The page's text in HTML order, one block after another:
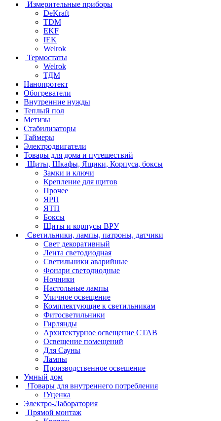
Измерительные приборы
DeKraft
TDM
EKF
IEK
Welrok
Термостаты
Welrok
ТДМ
Нанопротект
Обогреватели
Внутренние нужды
Теплый пол
Метизы
Стабилизаторы
Таймеры
Электродвигатели
Товары для дома и путешествий
Щиты, Шкафы, Ящики, Корпуса, боксы
Замки и ключи
Крепление для щитов
Прочее
ЯРП
ЯТП
Боксы
Щиты и корпусы ВРУ
Светильники, лампы, патроны, датчики
Свет декоративный
Лента светодиодная
Светильники аварийные
Фонари светодиодные
Ночники
Настольные лампы
Уличное освещение
Комплектующие к светильникам
Фитосветильники
Гирлянды
Архитектурное освещение СТАВ
Освещение помещений
Для Сауны
Лампы
Производственное освешение
Умный дом
!Товары для внутреннего потребления
!Уценка
Электро-Лаборатория
Прямой монтаж